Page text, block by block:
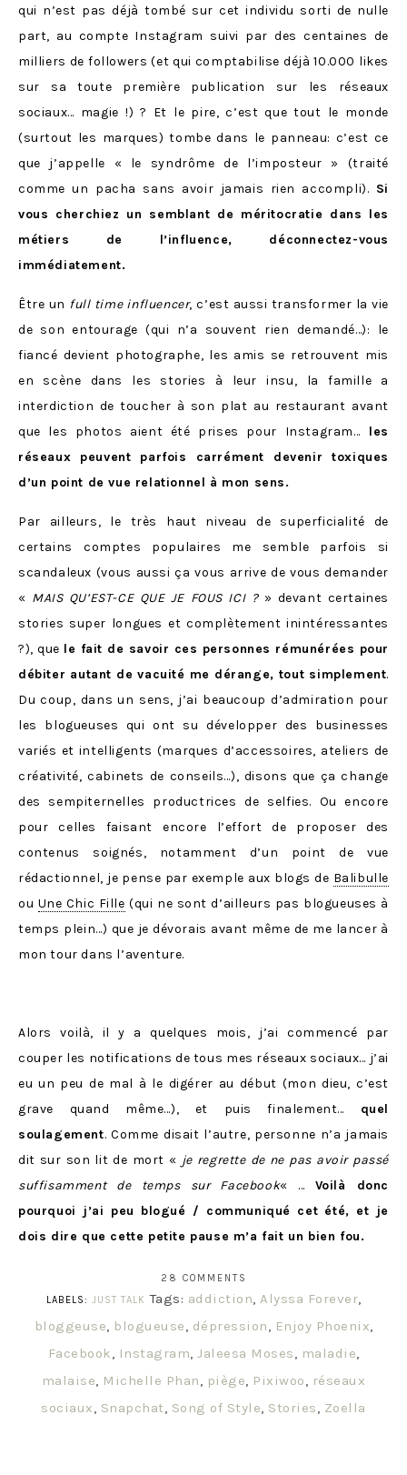
qui n’est pas déjà tombé sur cet individu sorti de nulle
part, au compte Instagram suivi par des centaines de
milliers de followers (et qui comptabilise déjà 10.000 likes
sur sa toute première publication sur les réseaux
sociaux… magie !) ? Et le pire, c’est que tout le monde
(surtout les marques) tombe dans le panneau: c’est ce
que j’appelle « le syndrôme de l’imposteur » (traité
comme un pacha sans avoir jamais rien accompli). Si
vous cherchiez un semblant de méritocratie dans les
métiers de l’influence, déconnectez-vous
immédiatement.
Être un full time influencer, c’est aussi transformer la vie
de son entourage (qui n’a souvent rien demandé…): le
fiancé devient photographe, les amis se retrouvent mis
en scène dans les stories à leur insu, la famille a
interdiction de toucher à son plat au restaurant avant
que les photos aient été prises pour Instagram… les
réseaux peuvent parfois carrément devenir toxiques
d’un point de vue relationnel à mon sens.
Par ailleurs, le très haut niveau de superficialité de
certains comptes populaires me semble parfois si
scandaleux (vous aussi ça vous arrive de vous demander
« MAIS QU’EST-CE QUE JE FOUS ICI ?» devant certaines
stories super longues et complètement inintéressantes
?), que le fait de savoir ces personnes rémunérées pour
débiter autant de vacuité me dérange, tout simplement.
Du coup, dans un sens, j’ai beaucoup d’admiration pour
les blogueuses qui ont su développer des businesses
variés et intelligents (marques d’accessoires, ateliers de
créativité, cabinets de conseils…), disons que ça change
des sempiternelles productrices de selfies. Ou encore
pour celles faisant encore l’effort de proposer des
contenus soignés, notamment d’un point de vue
rédactionnel, je pense par exemple aux blogs de Balibulle
ou Une Chic Fille (qui ne sont d’ailleurs pas blogueuses à
temps plein…) que je dévorais avant même de me lancer à
mon tour dans l’aventure.
Alors voilà, il y a quelques mois, j’ai commencé par
couper les notifications de tous mes réseaux sociaux… j’ai
eu un peu de mal à le digérer au début (mon dieu, c’est
grave quand même…), et puis finalement… quel
soulagement. Comme disait l’autre, personne n’a jamais
dit sur son lit de mort « je regrette de ne pas avoir passé
suffisamment de temps sur Facebook« … Voilà donc
pourquoi j’ai peu blogué / communiqué cet été, et je
dois dire que cette petite pause m’a fait un bien fou.
28 COMMENTS
LABELS: JUST TALK Tags: addiction, Alyssa Forever,
bloggeuse, blogueuse, dépression, Enjoy Phoenix,
Facebook, Instagram, Jaleesa Moses, maladie,
malaise, Michelle Phan, piège, Pixiwoo, réseaux
sociaux, Snapchat, Song of Style, Stories, Zoella